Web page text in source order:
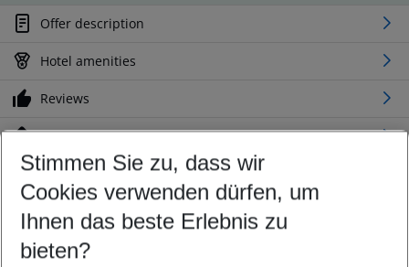
Offer description
Hotel amenities
Reviews
Location
Customize your offer
Find the perfect deal which suits your best
Your departure airport
Any airport
Stimmen Sie zu, dass wir
Cookies verwenden dürfen, um
Ihnen das beste Erlebnis zu
bieten?